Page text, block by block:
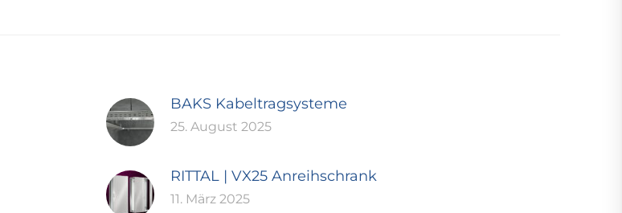
BAKS Kabeltragsysteme
25. August 2025
RITTAL | VX25 Anreihschrank
11. März 2025